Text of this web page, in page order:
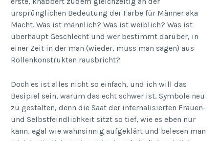
ursprünglichen Bedeutung der Farbe für Männer aka
Macht. Was ist männlich? Was ist weiblich? Was ist
überhaupt Geschlecht und wer bestimmt darüber, in
einer Zeit in der man (wieder, muss man sagen) aus
Rollenkonstrukten rausbricht?
Doch es ist alles nicht so einfach, und ich will das
Besipiel sein, warum das echt schwer ist, Symbole neu
zu gestalten, denn die Saat der internalisierten Frauen-
und Selbstfeindlichkeit sitzt so tief, wie es eben nur
kann, egal wie wahnsinnig aufgeklärt und belesen man